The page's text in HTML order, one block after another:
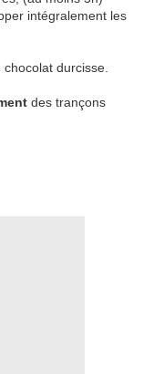
intégralement les
durcisse.
des trançons